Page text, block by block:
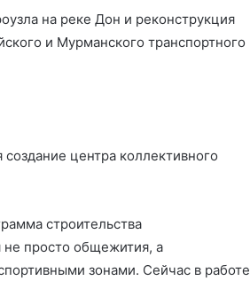
на реке Дон и реконструкция
и Мурманского транспортного
центра коллективного
строительства
не просто общежития, а
зонами. Сейчас в работе